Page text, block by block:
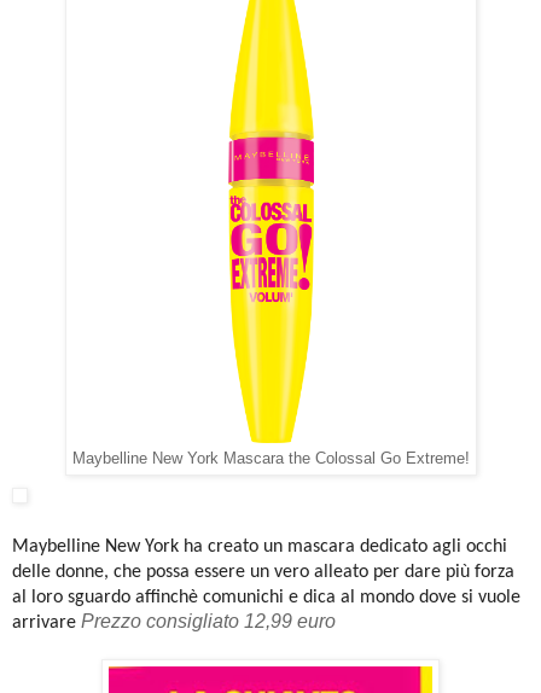
Maybelline New York Mascara the Colossal Go Extreme!
Maybelline New York ha creato un mascara dedicato agli occhi
delle donne, che possa essere un vero alleato per dare più forza
al loro sguardo affinchè comunichi e dica al mondo dove si vuole
arrivare Prezzo consigliato 12,99 euro